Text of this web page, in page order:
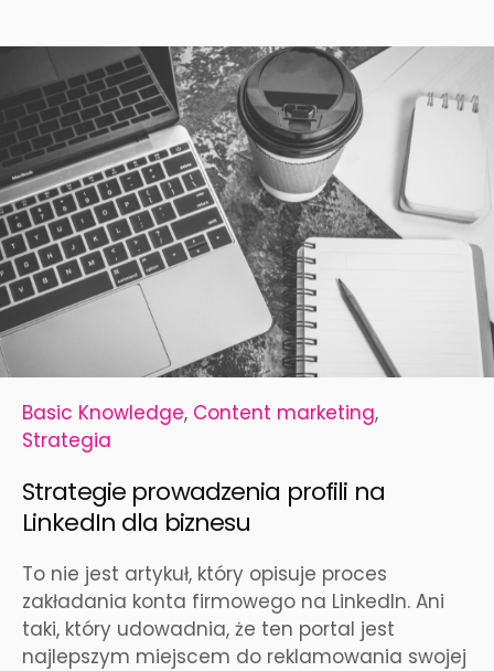
Basic Knowledge, Content marketing,
Strategia
Strategie prowadzenia profili na
LinkedIn dla biznesu
To nie jest artykuł, który opisuje proces
zakładania konta firmowego na LinkedIn. Ani
taki, który udowadnia, że ten portal jest
najlepszym miejscem do reklamowania swojej